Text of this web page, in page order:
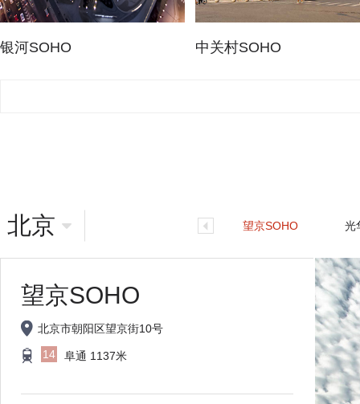
银河SOHO 中关村SOHO
北京 望京SOHO 光
望京SOHO
北京市朝阳区望京街10号
14
阜通 1137米